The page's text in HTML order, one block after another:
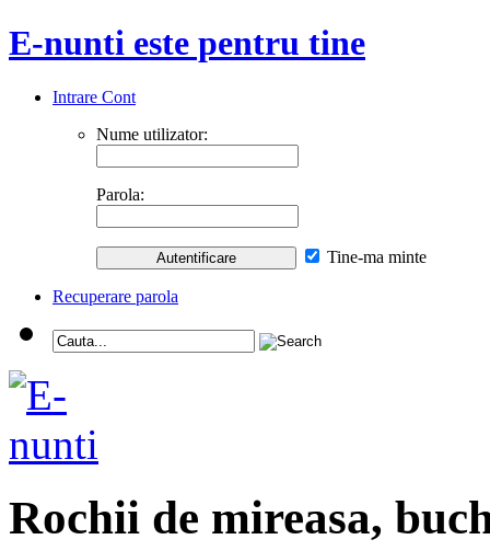
E-nunti este pentru tine
Intrare Cont
Nume utilizator:
Parola:
Tine-ma minte
Recuperare parola
Rochii de mireasa,